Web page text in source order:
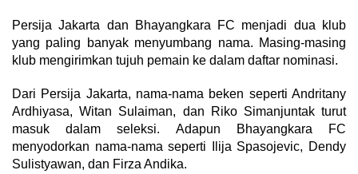
Persija Jakarta dan Bhayangkara FC menjadi dua klub
yang paling banyak menyumbang nama. Masing-masing
klub mengirimkan tujuh pemain ke dalam daftar nominasi.
Dari Persija Jakarta, nama-nama beken seperti Andritany
Ardhiyasa, Witan Sulaiman, dan Riko Simanjuntak turut
masuk dalam seleksi. Adapun Bhayangkara FC
menyodorkan nama-nama seperti Ilija Spasojevic, Dendy
Sulistyawan, dan Firza Andika.